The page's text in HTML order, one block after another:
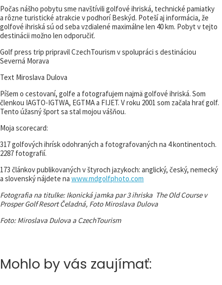
Počas nášho pobytu sme navštívili golfové ihriská, technické pamiatky
a rôzne turistické atrakcie v podhorí Beskýd. Poteší aj informácia, že
golfové ihriská sú od seba vzdialené maximálne len 40 km. Pobyt v tejto
destinácii možno len odporučiť.
Golf press trip pripravil CzechTourism v spolupráci s destináciou
Severná Morava
Text Miroslava Dulova
Píšem o cestovaní, golfe a fotografujem najmä golfové ihriská. Som
členkou IAGTO-IGTWA, EGTMA a FIJET. V roku 2001 som začala hrať golf.
Tento úžasný šport sa stal mojou vášňou.
Moja scorecard:
317 golfových ihrísk odohraných a fotografovaných na 4 kontinentoch.
2287 fotografií.
173 článkov publikovaných v štyroch jazykoch: anglický, český, nemecký
a slovenský nájdete na www.mdgolfphoto.com
Fotografia na titulke: Ikonická jamka par 3 ihriska The Old Course v
Prosper Golf Resort Čeladná, Foto Miroslava Dulova
Foto: Miroslava Dulova a CzechTourism
Mohlo by vás zaujímať: